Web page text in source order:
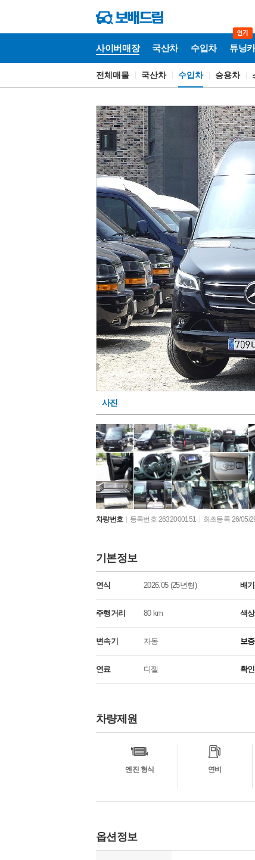
사이버매장 국산차 수입차 튜닝카
사
전체매물 국산차 수입차 승용차
사진
차량번호 등록번호 2632000151 최초등록 26/05/
기본정보
연식 2026.05 (25년형) 배
주행거리 80 km 색상
변속기 자동 보
연료 디젤 확
차량제원
엔진 형식
연비
옵션정보